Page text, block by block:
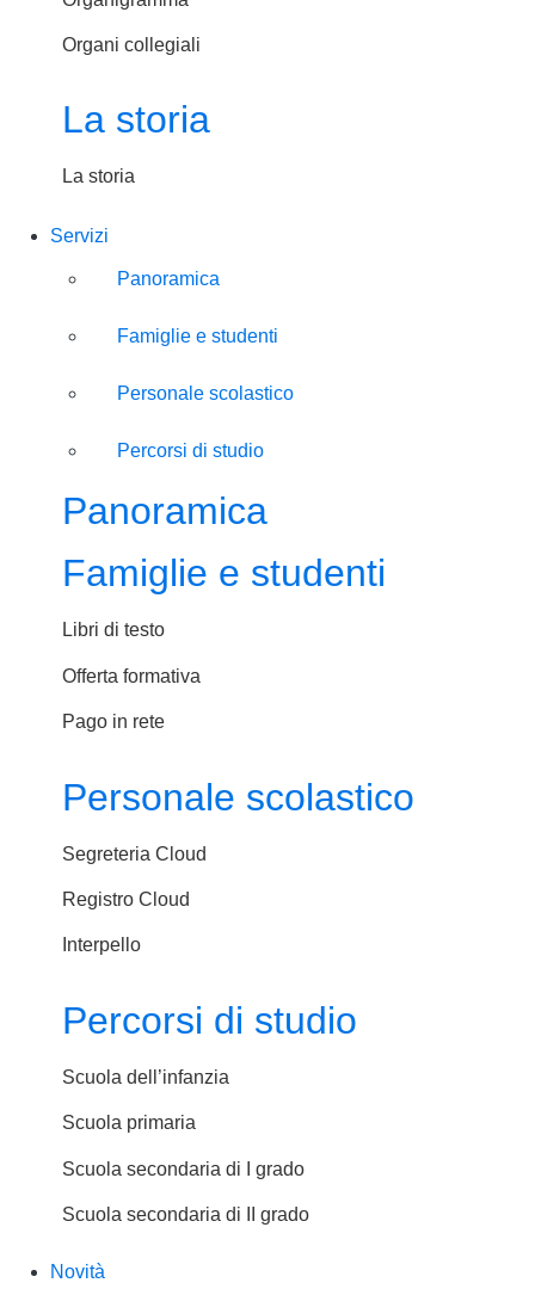
Organi collegiali
La storia
La storia
Servizi
Panoramica
Famiglie e studenti
Personale scolastico
Percorsi di studio
Panoramica
Famiglie e studenti
Libri di testo
Offerta formativa
Pago in rete
Personale scolastico
Segreteria Cloud
Registro Cloud
Interpello
Percorsi di studio
Scuola dell’infanzia
Scuola primaria
Scuola secondaria di I grado
Scuola secondaria di II grado
Novità